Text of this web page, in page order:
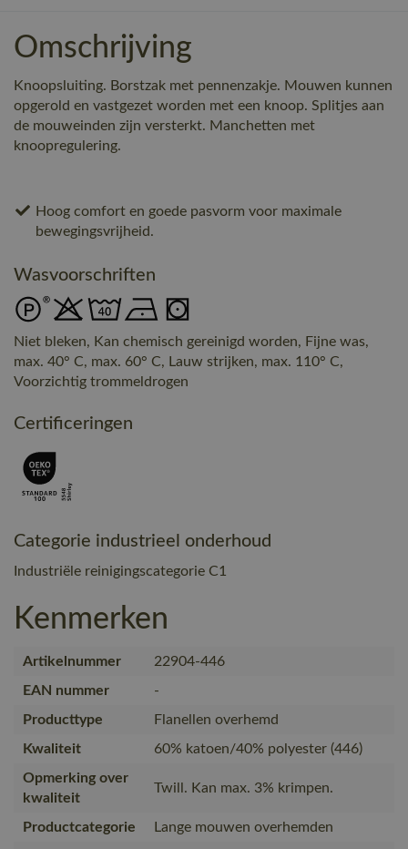
Omschrijving
Knoopsluiting. Borstzak met pennenzakje. Mouwen kunnen
opgerold en vastgezet worden met een knoop. Splitjes aan
de mouweinden zijn versterkt. Manchetten met
knoopregulering.
Hoog comfort en goede pasvorm voor maximale
bewegingsvrijheid.
Wasvoorschriften
Niet bleken, Kan chemisch gereinigd worden, Fijne was,
max. 40° C, max. 60° C, Lauw strijken, max. 110° C,
Voorzichtig trommeldrogen
Certificeringen
Categorie industrieel onderhoud
Industriële reinigingscategorie C1
Kenmerken
Artikelnummer
22904-446
EAN nummer
-
Producttype
Flanellen overhemd
Kwaliteit
60% katoen/40% polyester (446)
Opmerking over
kwaliteit
Twill. Kan max. 3% krimpen.
Productcategorie
Lange mouwen overhemden